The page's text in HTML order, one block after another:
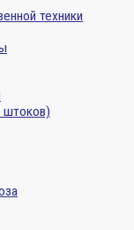
техники
штоков)